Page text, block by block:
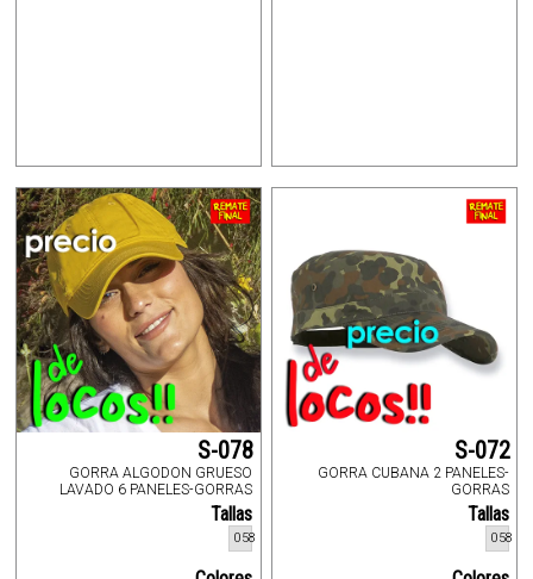
S-078
GORRA ALGODON GRUESO
LAVADO 6 PANELES-GORRAS
Tallas
058
S-072
GORRA CUBANA 2 PANELES-
GORRAS
Tallas
058